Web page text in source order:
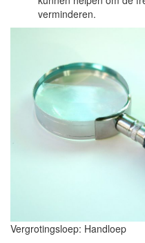
verminderen.
Vergrotingsloep: Handloep